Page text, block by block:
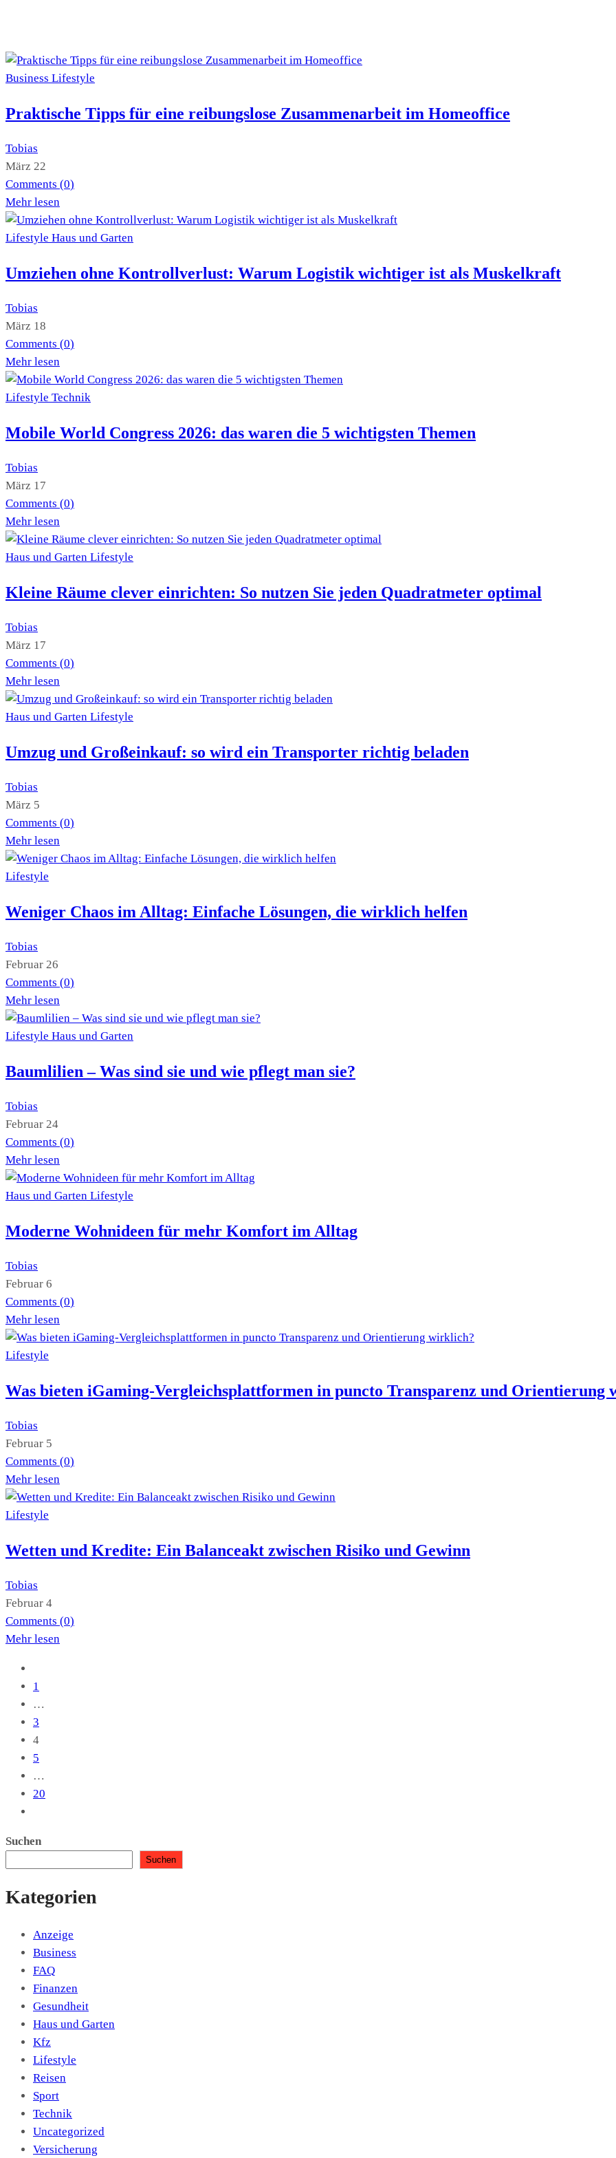
Business Lifestyle
Praktische Tipps für eine reibungslose Zusammenarbeit im Homeoffice
Tobias
März 22
Comments (0)
Mehr lesen
Lifestyle Haus und Garten
Umziehen ohne Kontrollverlust: Warum Logistik wichtiger ist als Muskelkraft
Tobias
März 18
Comments (0)
Mehr lesen
Lifestyle Technik
Mobile World Congress 2026: das waren die 5 wichtigsten Themen
Tobias
März 17
Comments (0)
Mehr lesen
Haus und Garten Lifestyle
Kleine Räume clever einrichten: So nutzen Sie jeden Quadratmeter optimal
Tobias
März 17
Comments (0)
Mehr lesen
Haus und Garten Lifestyle
Umzug und Großeinkauf: so wird ein Transporter richtig beladen
Tobias
März 5
Comments (0)
Mehr lesen
Lifestyle
Weniger Chaos im Alltag: Einfache Lösungen, die wirklich helfen
Tobias
Februar 26
Comments (0)
Mehr lesen
Lifestyle Haus und Garten
Baumlilien – Was sind sie und wie pflegt man sie?
Tobias
Februar 24
Comments (0)
Mehr lesen
Haus und Garten Lifestyle
Moderne Wohnideen für mehr Komfort im Alltag
Tobias
Februar 6
Comments (0)
Mehr lesen
Lifestyle
Was bieten iGaming-Vergleichsplattformen in puncto Transparenz und Orientierung
Tobias
Februar 5
Comments (0)
Mehr lesen
Lifestyle
Wetten und Kredite: Ein Balanceakt zwischen Risiko und Gewinn
Tobias
Februar 4
Comments (0)
Mehr lesen
1
…
3
4
5
…
20
Suchen
Suchen
Kategorien
Anzeige
Business
FAQ
Finanzen
Gesundheit
Haus und Garten
Kfz
Lifestyle
Reisen
Sport
Technik
Uncategorized
Versicherung